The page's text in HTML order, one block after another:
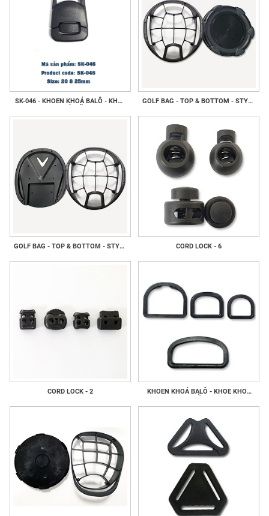
SK-046 - KHOEN KHOÁ BALÔ - KHOE
GOLF BAG - TOP & BOTTOM - STYLE
GOLF BAG - TOP & BOTTOM - STYLE
CORD LOCK - 6
CORD LOCK - 2
KHOEN KHOÁ BALÔ - KHOE KHOÁ